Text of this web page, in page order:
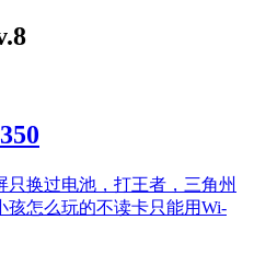
只换过电池，打王者，三角州
孩怎么玩的不读卡只能用Wi-